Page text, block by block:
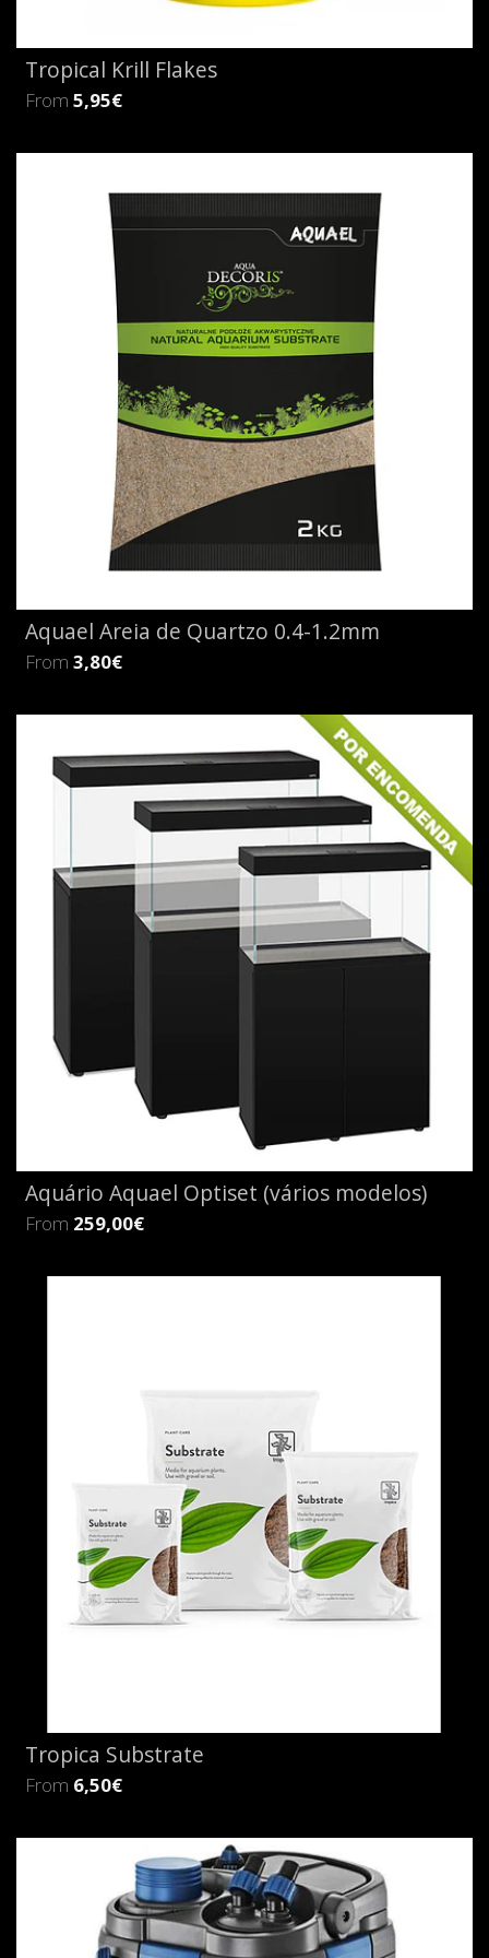
Tropical Krill Flakes
From 5,95€
Aquael Areia de Quartzo 0.4-1.2mm
From 3,80€
Aquário Aquael Optiset (vários modelos)
From 259,00€
Tropica Substrate
From 6,50€